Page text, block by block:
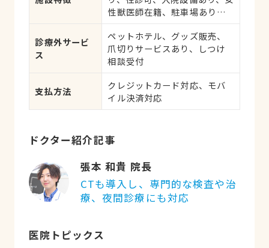
殖器系疾患、腫瘍・がん、ア
けが・その他
性獣医師在籍、駐車場あり、
可、日曜診療、祝日診療
診療外サービ
ス
ペットホテル、グッズ販売、
爪切りサービスあり、しつけ
相談受付
支払方法
クレジットカード対応、モバ
イル決済対応
ドクター紹介記事
張本 和貴 院長
CTも導入し、専門的な検査や治
療、夜間診療にも対応
医院トピックス